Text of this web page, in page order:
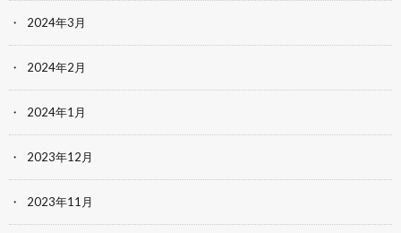
2024年3月
2024年2月
2024年1月
2023年12月
2023年11月